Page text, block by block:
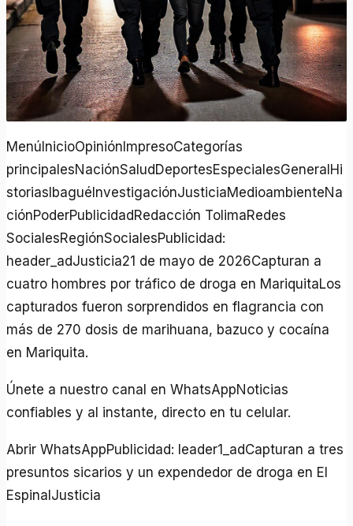
MenúInicioOpiniónImpresoCategorías
principalesNaciónSaludDeportesEspecialesGeneralHi
storiasIbaguéInvestigaciónJusticiaMedioambienteNa
ciónPoderPublicidadRedacción TolimaRedes
SocialesRegiónSocialesPublicidad:
header_adJusticia21 de mayo de 2026Capturan a
cuatro hombres por tráfico de droga en MariquitaLos
capturados fueron sorprendidos en flagrancia con
más de 270 dosis de marihuana, bazuco y cocaína
en Mariquita.
Únete a nuestro canal en WhatsAppNoticias
confiables y al instante, directo en tu celular.
Abrir WhatsAppPublicidad: leader1_adCapturan a tres
presuntos sicarios y un expendedor de droga en El
EspinalJusticia